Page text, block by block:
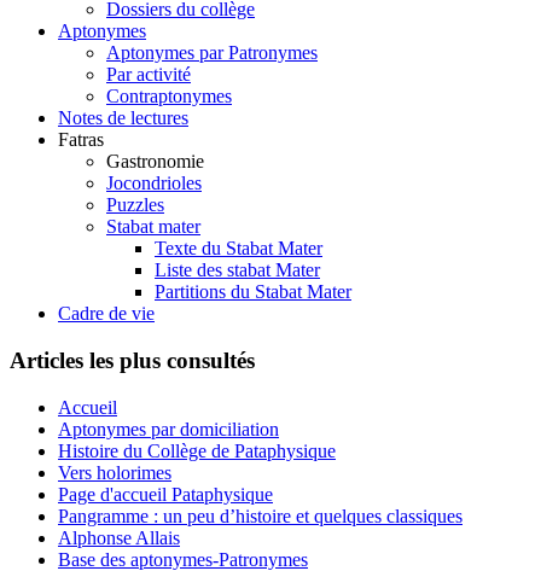
Dossiers du collège
Aptonymes
Aptonymes par Patronymes
Par activité
Contraptonymes
Notes de lectures
Fatras
Gastronomie
Jocondrioles
Puzzles
Stabat mater
Texte du Stabat Mater
Liste des stabat Mater
Partitions du Stabat Mater
Cadre de vie
Articles les plus consultés
Accueil
Aptonymes par domiciliation
Histoire du Collège de Pataphysique
Vers holorimes
Page d'accueil Pataphysique
Pangramme : un peu d’histoire et quelques classiques
Alphonse Allais
Base des aptonymes-Patronymes